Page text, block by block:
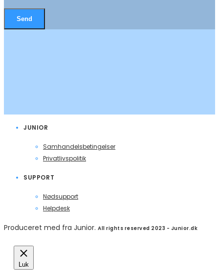
JUNIOR
Samhandelsbetingelser
Privatlivspolitik
SUPPORT
Nødsupport
Helpdesk
Produceret med fra Junior. All rights reserved 2023 - Junior.dk
Luk